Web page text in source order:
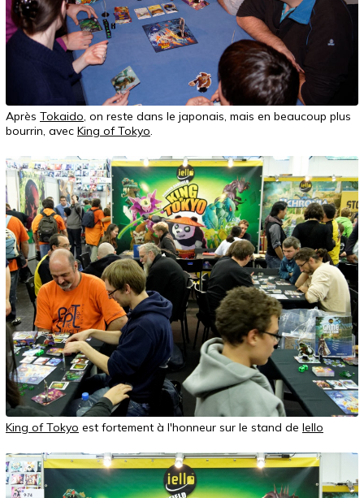
Après Tokaido, on reste dans le japonais, mais en beaucoup plus
bourrin, avec King of Tokyo.
King of Tokyo est fortement à l'honneur sur le stand de Iello